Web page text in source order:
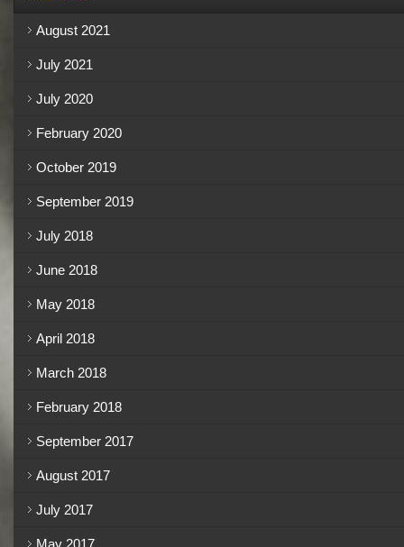
August 2021
July 2021
July 2020
February 2020
October 2019
September 2019
July 2018
June 2018
May 2018
April 2018
March 2018
February 2018
September 2017
August 2017
July 2017
May 2017